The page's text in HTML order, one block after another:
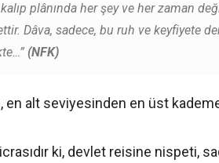
plânında her şey ve her zaman
Dâva, sadece, bu ruh ve keyfiyete
(NFK)
en alt seviyesinden en üst
ki, devlet reisine nispeti,